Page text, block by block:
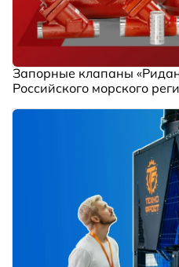
Запорные клапаны
Российского морского